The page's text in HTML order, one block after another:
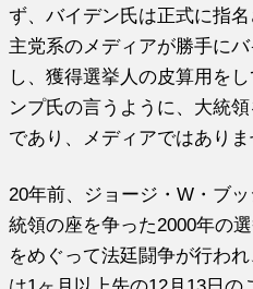
ず、バイデン氏は正式に指
主党系のメディアが勝手に
し、獲得選挙人の皮算用を
ンプ氏の言うように、大統
であり、メディアではありま
20年前、ジョージ・W・ブ
統領の座を争った2000年の
をめぐって法廷闘争が行わ